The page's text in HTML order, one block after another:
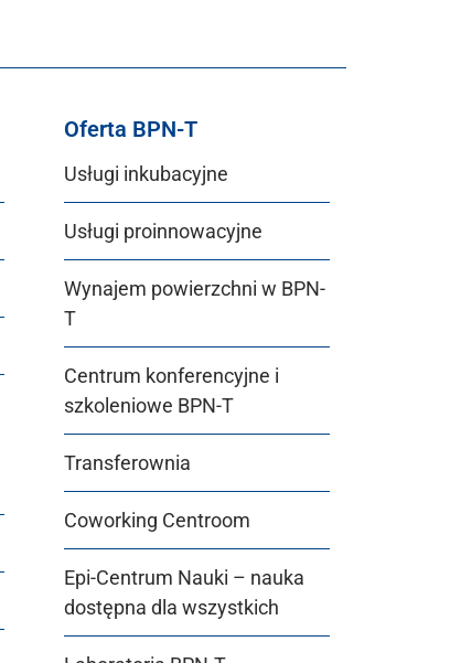
Oferta BPN-T
Usługi inkubacyjne
Usługi proinnowacyjne
Wynajem powierzchni w BPN-
T
Centrum konferencyjne i
szkoleniowe BPN-T
Transferownia
Coworking Centroom
Epi-Centrum Nauki – nauka
dostępna dla wszystkich